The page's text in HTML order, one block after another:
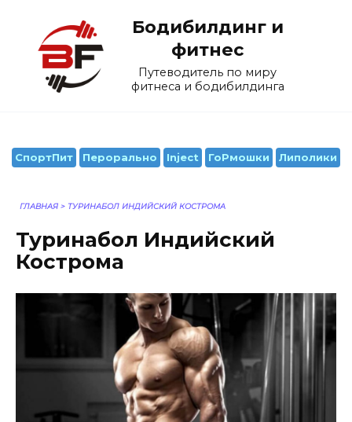
содержанию
Бодибилдинг и
фитнес
Путеводитель по миру
фитнеса и бодибилдинга
СпортПит Перорально Inject ГоРмошки Липолики
ГЛАВНАЯ > ТУРИНАБОЛ ИНДИЙСКИЙ КОСТРОМА
Туринабол Индийский
Кострома